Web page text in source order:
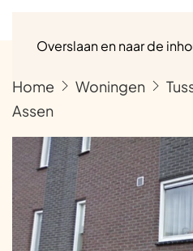
Overslaan en naar de
Home Woningen
Assen